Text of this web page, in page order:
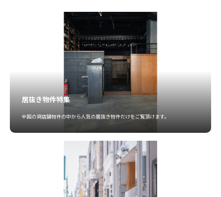
居抜き物件特集
全国の貸店舗物件の中から人気の居抜き物件だけをご覧頂けます。